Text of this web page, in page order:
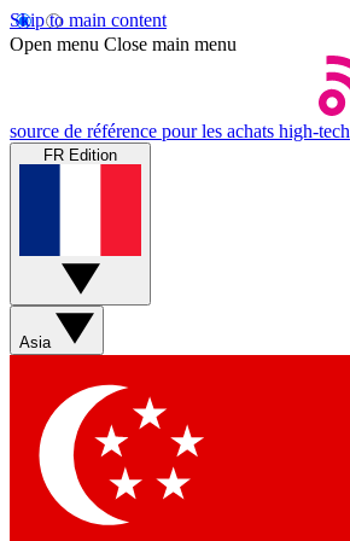
Skip to main content
Open menu Close main menu
source de référence pour les achats high-tech
FR Edition
Asia